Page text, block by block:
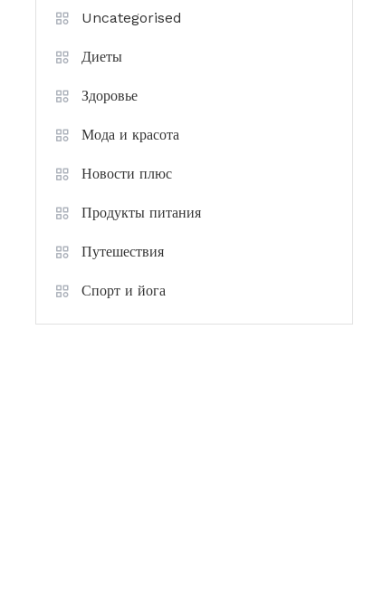
Uncategorised
Диеты
Здоровье
Мода и красота
Новости плюс
Продукты питания
Путешествия
Спорт и йога